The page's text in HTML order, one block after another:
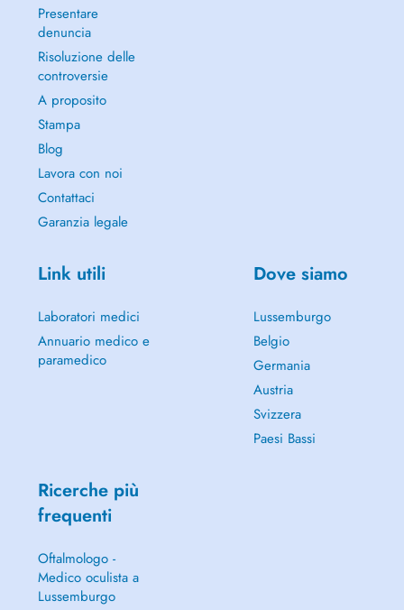
Presentare
denuncia
Risoluzione delle
controversie
A proposito
Stampa
Blog
Lavora con noi
Contattaci
Garanzia legale
Link utili
Laboratori medici
Annuario medico e
paramedico
Dove siamo
Lussemburgo
Belgio
Germania
Austria
Svizzera
Paesi Bassi
Ricerche più
frequenti
Oftalmologo -
Medico oculista a
Lussemburgo